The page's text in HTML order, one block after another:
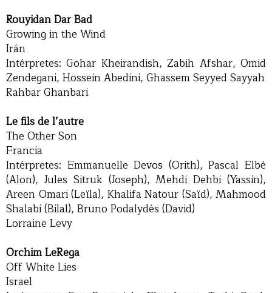
Rouyidan Dar Bad
Growing in the Wind
Irán
Intérpretes: Gohar Kheirandish, Zabih Afshar, Omid
Zendegani, Hossein Abedini, Ghassem Seyyed Sayyah
Rahbar Ghanbari
Le fils de l’autre
The Other Son
Francia
Intérpretes: Emmanuelle Devos (Orith), Pascal Elbé
(Alon), Jules Sitruk (Joseph), Mehdi Dehbi (Yassin),
Areen Omari (Leïla), Khalifa Natour (Saïd), Mahmood
Shalabi (Bilal), Bruno Podalydès (David)
Lorraine Levy
Orchim LeRega
Off White Lies
Israel